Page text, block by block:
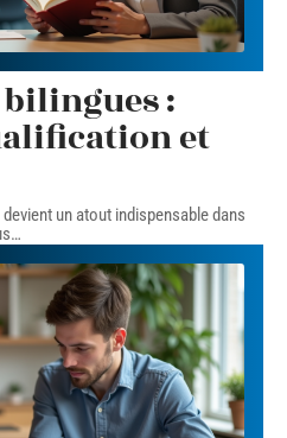
:
et
un atout indispensable dans
…